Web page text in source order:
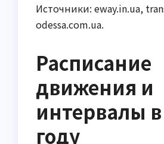
Источники: eway.in.ua,
odessa.com.ua.
Расписание
движения и
интервалы
году